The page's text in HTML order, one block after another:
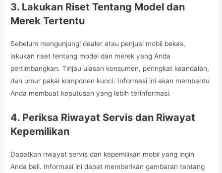
3. Lakukan Riset Tentang Model dan
Merek Tertentu
Sebelum mengunjungi dealer atau penjual mobil bekas,
lakukan riset tentang model dan merek yang Anda
pertimbangkan. Tinjau ulasan konsumen, peringkat keandalan,
dan umur pakai komponen kunci. Informasi ini akan membantu
Anda membuat keputusan yang lebih terinformasi.
4. Periksa Riwayat Servis dan Riwayat
Kepemilikan
Dapatkan riwayat servis dan kepemilikan mobil yang ingin
Anda beli. Informasi ini dapat memberikan gambaran tentang